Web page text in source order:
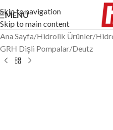
Skip to navigation
Skip to main content
MENÜ
Ana Sayfa/Hidrolik Ürünler/
GRH Dişli Pompalar/Deutz